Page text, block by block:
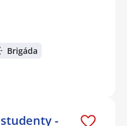
Brigáda
-